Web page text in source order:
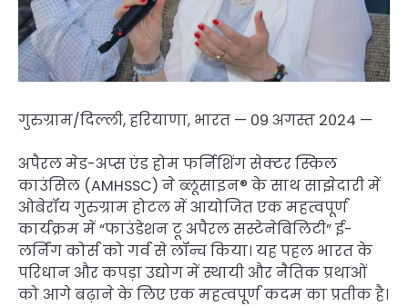
गुरुग्राम/दिल्ली, हरियाणा, भारत — 09 अगस्त 2024 —
अपैरल मेड-अप्स एंड होम फर्निशिंग सेक्टर स्किल
काउंसिल (AMHSSC) ने ब्लूसाइन® के साथ साझेदारी में
ओबेरॉय गुरुग्राम होटल में आयोजित एक महत्वपूर्ण
कार्यक्रम में “फाउंडेशन टू अपैरल सस्टेनेबिलिटी” ई-
लर्निंग कोर्स को गर्व से लॉन्च किया। यह पहल भारत के
परिधान और कपड़ा उद्योग में स्थायी और नैतिक प्रथाओं
को आगे बढ़ाने के लिए एक महत्वपूर्ण कदम का प्रतीक है।